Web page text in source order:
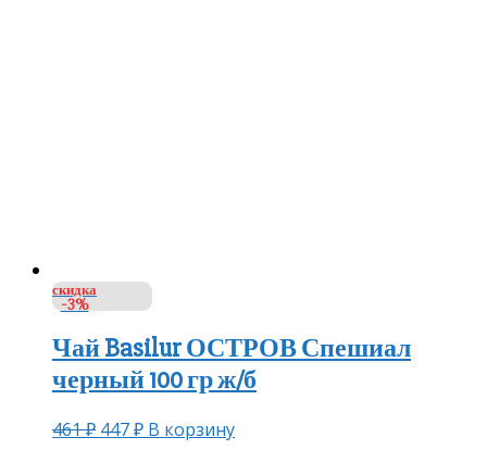
скидка
-3%
Чай Basilur ОСТРОВ Спешиал
черный 100 гр ж/б
461₽ 447₽ В корзину